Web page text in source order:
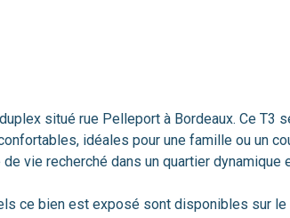
situé rue Pelleport à Bordeaux. Ce
idéales pour une famille ou un
vie recherché dans un quartier
ce bien est exposé sont disponibles sur le